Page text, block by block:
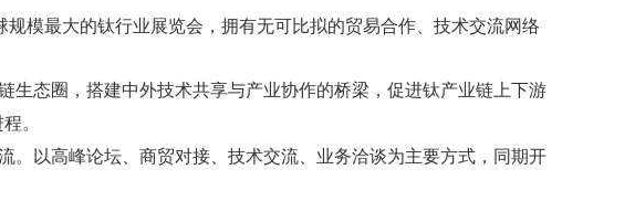
规模最大的钛行业展览会 ，拥有无可比拟的贸易合作、技术交流网络
生态圈， 搭建中外技术共享与产业协作的桥梁，促进钛产业链上下游
程。
。以高峰论坛、商贸对接、技术交流、业务洽谈为主要方式，同期开